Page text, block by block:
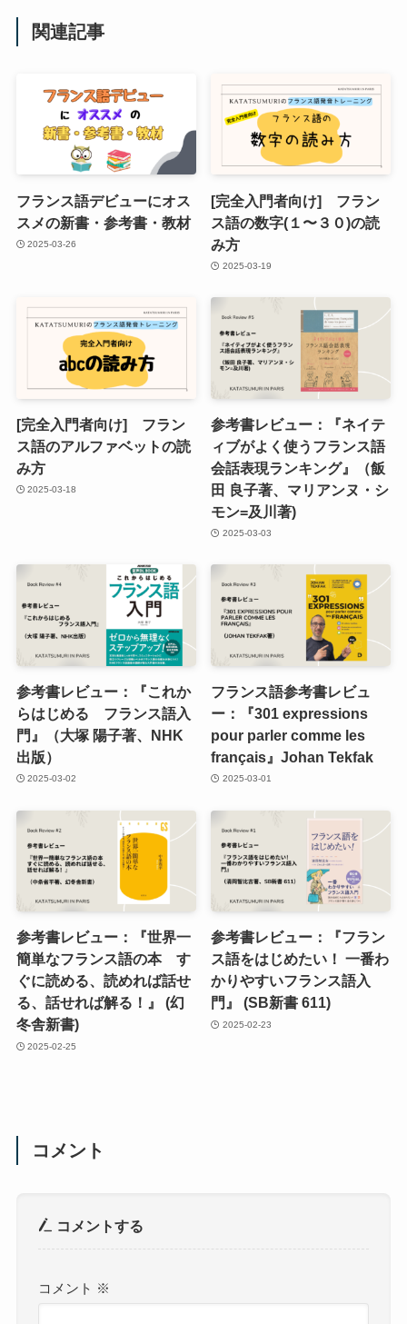
関連記事
フランス語デビューにオス
スメの新書・参考書・教材
2025-03-26
[完全入門者向け] フラン
ス語の数字(１〜３０)の読
み方
2025-03-19
[完全入門者向け] フラン
ス語のアルファベットの読
み方
2025-03-18
参考書レビュー：『ネイテ
ィブがよく使うフランス語
会話表現ランキング』（飯
田 良子著、マリアンヌ・シ
モン=及川著)
2025-03-03
参考書レビュー：『これか
らはじめる フランス語入
門』（大塚 陽子著、NHK
出版）
2025-03-02
フランス語参考書レビュ
ー：『301 expressions
pour parler comme les
français』Johan Tekfak
2025-03-01
参考書レビュー：『世界一
簡単なフランス語の本 す
ぐに読める、読めれば話せ
る、話せれば解る！』 (幻
冬舎新書)
2025-02-25
参考書レビュー：『フラン
ス語をはじめたい！ 一番わ
かりやすいフランス語入
門』 (SB新書 611)
2025-02-23
コメント
コメントする
コメント ※